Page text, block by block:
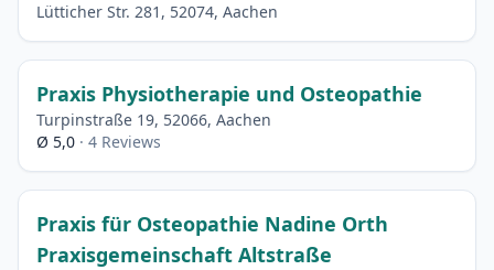
Lütticher Str. 281, 52074, Aachen
Praxis Physiotherapie und Osteopathie
Turpinstraße 19, 52066, Aachen
Ø 5,0 · 4 Reviews
Praxis für Osteopathie Nadine Orth
Praxisgemeinschaft Altstraße